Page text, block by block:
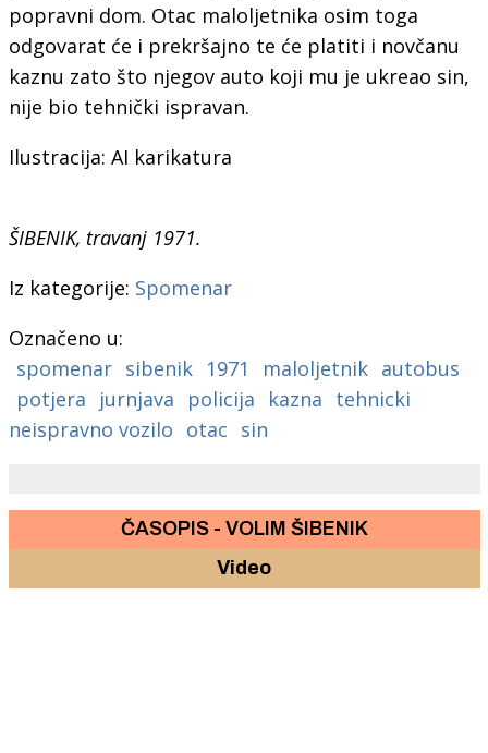
popravni dom. Otac maloljetnika osim toga
odgovarat će i prekršajno te će platiti i novčanu
kaznu zato što njegov auto koji mu je ukreao sin,
nije bio tehnički ispravan.
Ilustracija: AI karikatura
ŠIBENIK, travanj 1971.
Iz kategorije: Spomenar
Označeno u:
spomenar sibenik 1971 maloljetnik autobus
potjera
jurnjava policija kazna tehnicki
neispravno vozilo otac sin
ČASOPIS - VOLIM ŠIBENIK
Video